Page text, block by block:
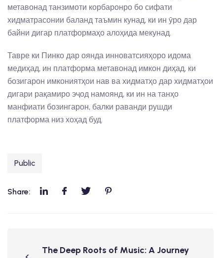
метавонад танзимоти корбаронро бо сифати
хидматрасонии баланд таъмин кунад, ки ин ӯро дар
байни дигар платформаҳо алоҳида мекунад.
Тавре ки Пинко дар оянда инноватсияҳоро идома
медиҳад, ин платформа метавонад имкон диҳад, ки
бозигарон имкониятҳои нав ва хидматҳо дар хидматҳои
дигари рақамиро эҷод намоянд, ки ин на танҳо
манфиати бозингарон, балки раванди рушди
платформа низ хоҳад буд.
Public
Share:
The Deep Roots of Music: A Journey